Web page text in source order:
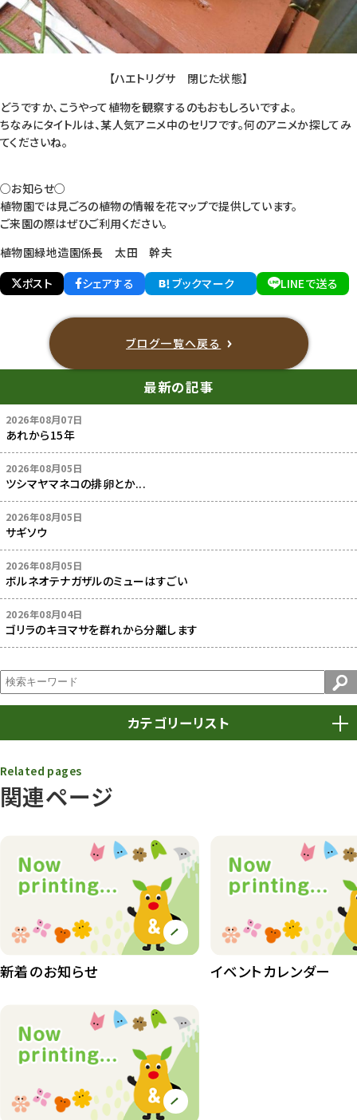
【ハエトリグサ 閉じた状態】
どうですか、こうやって植物を観察するのもおもしろいですよ。
ちなみにタイトルは、某人気アニメ中のセリフです。何のアニメか探してみ
てくださいね。
○お知らせ○
植物園では見ごろの植物の情報を花マップで提供しています。
ご来園の際はぜひご利用ください。
植物園緑地造園係長 太田 幹夫
ポスト
シェアする ブックマーク LINEで送る
ブログ一覧へ戻る
最新の記事
2026年08月07日
あれから15年
2026年08月05日
ツシマヤマネコの排卵とか...
2026年08月05日
サギソウ
2026年08月05日
ボルネオテナガザルのミューはすごい
2026年08月04日
ゴリラのキヨマサを群れから分離します
カテゴリーリスト
動物園
動物園その他 117
植物園 510
植物たち 407
植物園長の庭
桜情報
紅葉情報
ズーボ
関連ページ
Related pages
新着のお知らせ イベントカレンダー